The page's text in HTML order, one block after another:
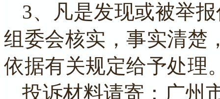
3、凡是发现或被举
组委会核实，事实清楚
依据有关规定给予处理
投诉材料请寄：广州